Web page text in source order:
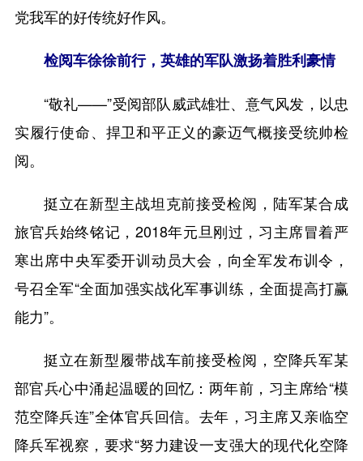
党我军的好传统好作风。
检阅车徐徐前行，英雄的军队激扬着胜利豪情
“敬礼——”受阅部队威武雄壮、意气风发，以忠
实履行使命、捍卫和平正义的豪迈气概接受统帅检
阅。
挺立在新型主战坦克前接受检阅，陆军某合成
旅官兵始终铭记，2018年元旦刚过，习主席冒着严
寒出席中央军委开训动员大会，向全军发布训令，
号召全军“全面加强实战化军事训练，全面提高打赢
能力”。
挺立在新型履带战车前接受检阅，空降兵军某
部官兵心中涌起温暖的回忆：两年前，习主席给“模
范空降兵连”全体官兵回信。去年，习主席又亲临空
降兵军视察，要求“努力建设一支强大的现代化空降